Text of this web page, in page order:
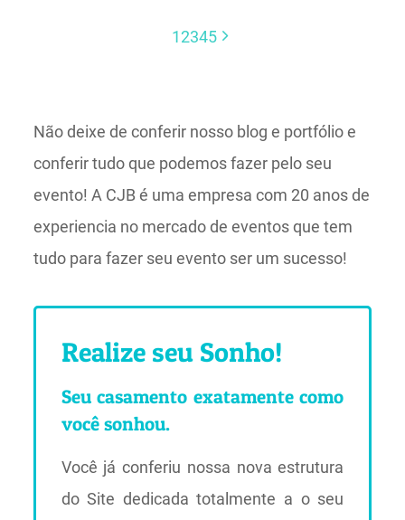
12345
Não deixe de conferir nosso blog e portfólio e
conferir tudo que podemos fazer pelo seu
evento! A CJB é uma empresa com 20 anos de
experiencia no mercado de eventos que tem
tudo para fazer seu evento ser um sucesso!
Realize seu Sonho!
Seu casamento exatamente como
você sonhou.
Você já conferiu nossa nova estrutura
do Site dedicada totalmente a o seu